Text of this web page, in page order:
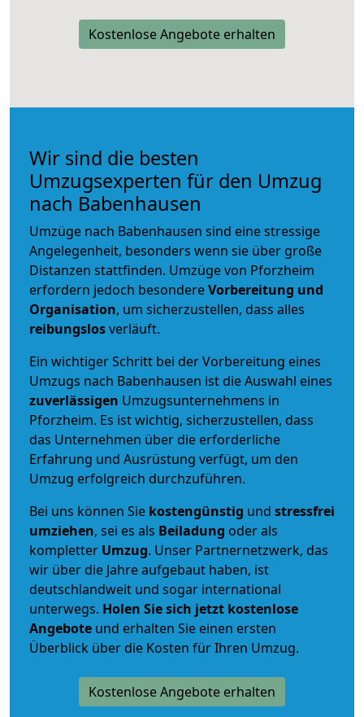
Kostenlose Angebote erhalten
Wir sind die besten
Umzugsexperten für den Umzug
nach Babenhausen
Umzüge nach Babenhausen sind eine stressige
Angelegenheit, besonders wenn sie über große
Distanzen stattfinden. Umzüge von Pforzheim
erfordern jedoch besondereVorbereitung und
Organisation, um sicherzustellen, dass alles
reibungslosverläuft.
Ein wichtiger Schritt bei der Vorbereitung eines
Umzugs nach Babenhausen ist die Auswahl eines
zuverlässigen Umzugsunternehmens in
Pforzheim. Es ist wichtig, sicherzustellen, dass
das Unternehmen über die erforderliche
Erfahrung und Ausrüstung verfügt, um den
Umzug erfolgreich durchzuführen.
Bei uns können Sie kostengünstig und stressfrei
umziehen, sei es als Beiladung oder als
kompletter Umzug. Unser Partnernetzwerk, das
wir über die Jahre aufgebaut haben, ist
deutschlandweit und sogar international
unterwegs. Holen Sie sich jetzt kostenlose
Angebote und erhalten Sie einen ersten
Überblick über die Kosten für Ihren Umzug.
Kostenlose Angebote erhalten